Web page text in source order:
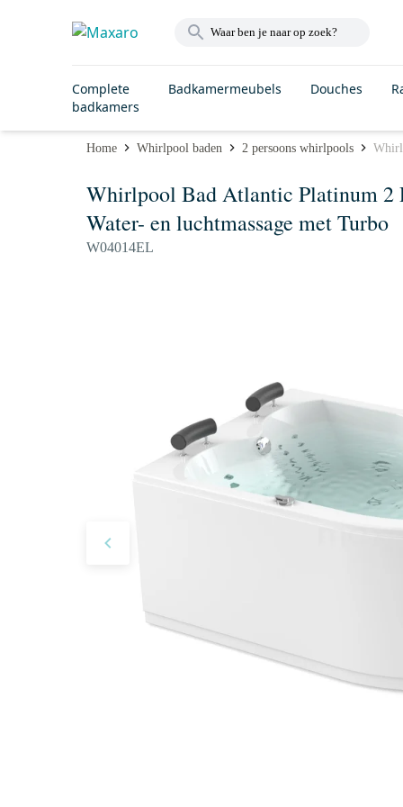
Complete
badkamers
Badkamermeubels Douches
Home Whirlpool baden 2 persoons whirlpools
Whirlpool Bad Atlantic Platinum 2
Water- en luchtmassage met Turbo
W04014EL